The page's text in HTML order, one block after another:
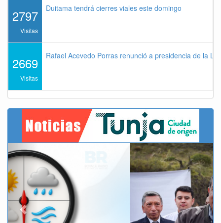
2797
Visitas
Duitama tendrá cierres viales este domingo
2669
Visitas
Rafael Acevedo Porras renunció a presidencia de la
Previous Next